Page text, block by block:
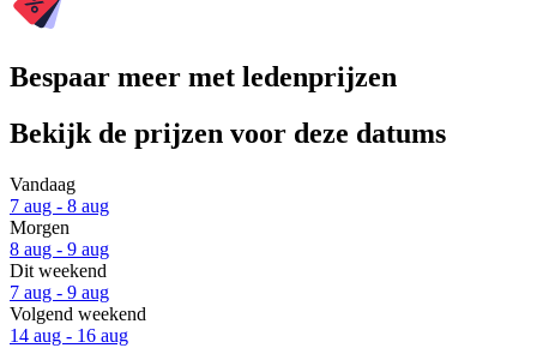
Bespaar meer met ledenprijzen
Bekijk de prijzen voor deze datums
Vandaag
7 aug - 8 aug
Morgen
8 aug - 9 aug
Dit weekend
7 aug - 9 aug
Volgend weekend
14 aug - 16 aug